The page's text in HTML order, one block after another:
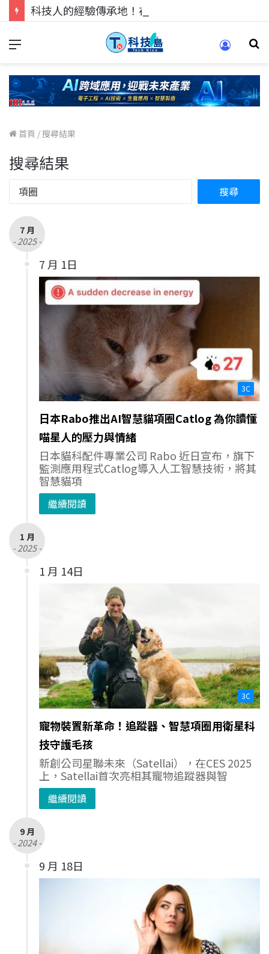
首頁 /搜尋結果
搜尋結果
7 月
- 2025 -
7 月 1日
3C
日本Rabo推出AI智慧貓項圈Catlog 為你讀懂
喵星人的壓力與情緒
日本貓科配件專業公司 Rabo 近日宣布，旗下
監測應用程式Catlog導入人工智慧技術，將其
智慧貓項
繼續閱讀
1 月
- 2025 -
1 月 14日
3C
寵物裝置新革命！追蹤器、智慧項圈用衛星科
技守護毛孩
新創公司星聯未來（Satellai），在CES 2025
上，Satellai首次亮相其寵物追蹤器與智
繼續閱讀
9 月
- 2024 -
9 月 18日